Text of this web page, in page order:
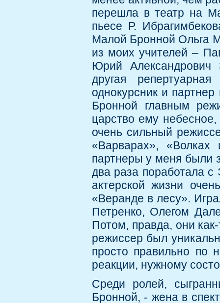
перешла в театр на
пьесе Р.
Малой Бронной Ольга
из моих учителей –
Юрий Александрович
другая
однокурсник и
Бронной главным
царство ему
очень сильный
«Варварах»,
партнеры у меня были
два раза поработала
актерской жизни
«Веранде в лесу».
Петренко, Олегом
Потом, правда, они
режиссер был
просто правильно по
реакции, нужному
Среди ролей,
Бронной, - жена в